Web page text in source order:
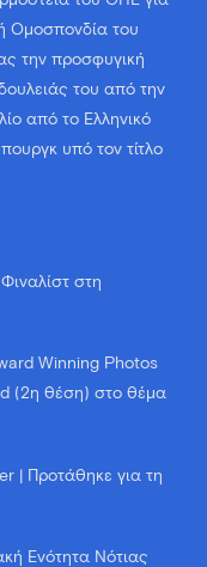
Ομοσπονδία του
την προσφυγική
του από την
από το Ελληνικό
υπό τον τίτλο
στη
Winning Photos
(2η θέση) στο θέμα
| Προτάθηκε για τη
Ενότητα Νότιας